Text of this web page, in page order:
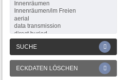
SUCHE
ECKDATEN LÖSCHEN